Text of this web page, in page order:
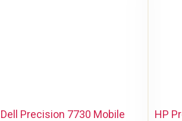
Dell Precision 7730 Mobile
HP